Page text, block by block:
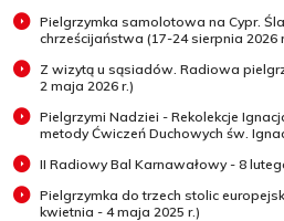
Pielgrzymka samolotowa na Cypr.
chrześcijaństwa (17-24 sierpnia 2026
Z wizytą u sąsiadów. Radiowa
2 maja 2026 r.)
Pielgrzymi Nadziei - Rekolekcje
metody Ćwiczeń Duchowych św.
II Radiowy Bal Karnawałowy - 8
Pielgrzymka do trzech stolic
kwietnia - 4 maja 2025 r.)